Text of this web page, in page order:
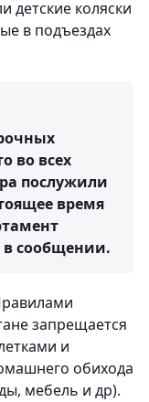
детские коляски
в подъездах
во всех
послужили
время
в сообщении.
запрещается
и
обихода
мебель и др).